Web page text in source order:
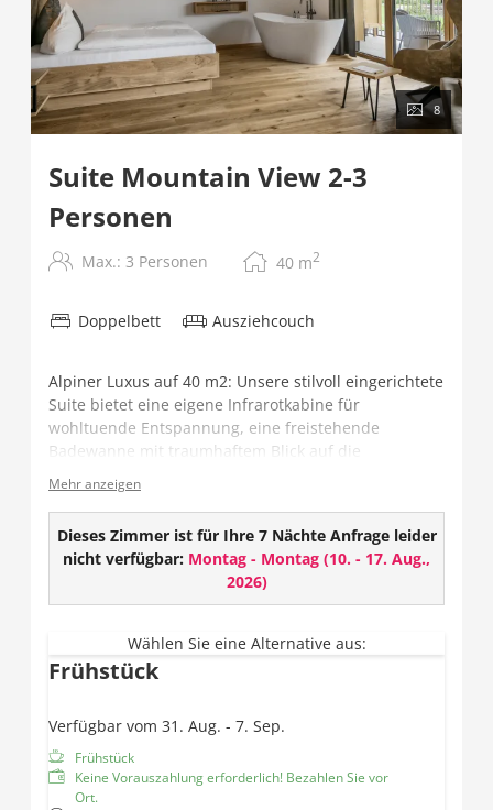
8
Suite Mountain View 2-3
Personen
Max.: 3 Personen 40 m2
Doppelbett Ausziehcouch
Alpiner Luxus auf 40 m2: Unsere stilvoll eingerichtete
Suite bietet eine eigene Infrarotkabine für
wohltuende Entspannung, eine freistehende
Badewanne mit traumhaftem Blick auf die
umliegende Bergwelt und ganz viel Platz zum
Abschalten. Perfekt für eine Auszeit zu zweit.
Ausstattung:
Offenes Badezimmer mit Dusche und Haarföhn
WC
Daybed
Balkon
Mehr anzeigen
Dieses Zimmer ist für Ihre 7 Nächte Anfrage leider
nicht verfügbar: Montag - Montag (10. - 17. Aug.,
2026)
Wählen Sie eine Alternative aus:
Frühstück
Verfügbar vom 31. Aug. - 7. Sep.
Frühstück
Keine Vorauszahlung erforderlich! Bezahlen Sie vor
Ort.